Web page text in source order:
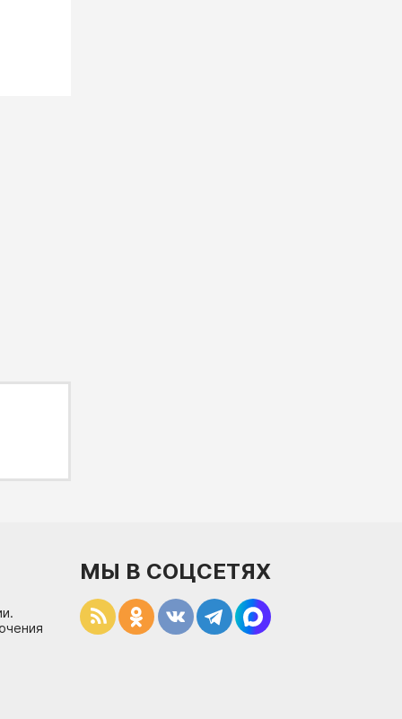
МЫ В СОЦСЕТЯХ